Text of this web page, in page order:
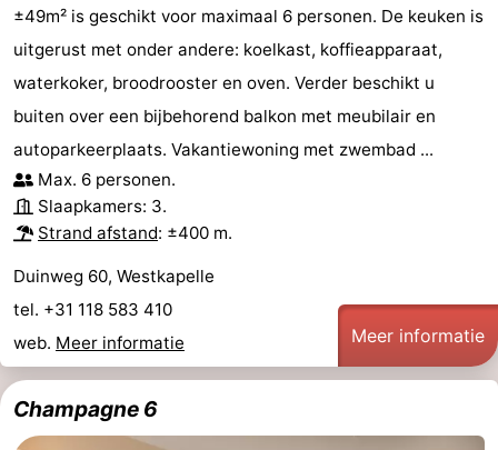
Brouwershaven
Bruinisse
-
Natuur
Oosterschelde
-
Burgh
Haamstede
-
Natuur
Kop
van
Schouwen
Walcheren
-
Veere
-
Natuur
±49m² is geschikt voor maximaal 6 personen. De keuken is
uitgerust met onder andere: koelkast, koffieapparaat,
waterkoker, broodrooster en oven. Verder beschikt u
buiten over een bijbehorend balkon met meubilair en
autoparkeerplaats. Vakantiewoning met zwembad ...
Max. 6 personen.
Slaapkamers: 3.
Strand afstand: ±400 m.
Duinweg 60, Westkapelle
tel. +31 118 583 410
web. Meer informatie Meer informatie
Champagne 6